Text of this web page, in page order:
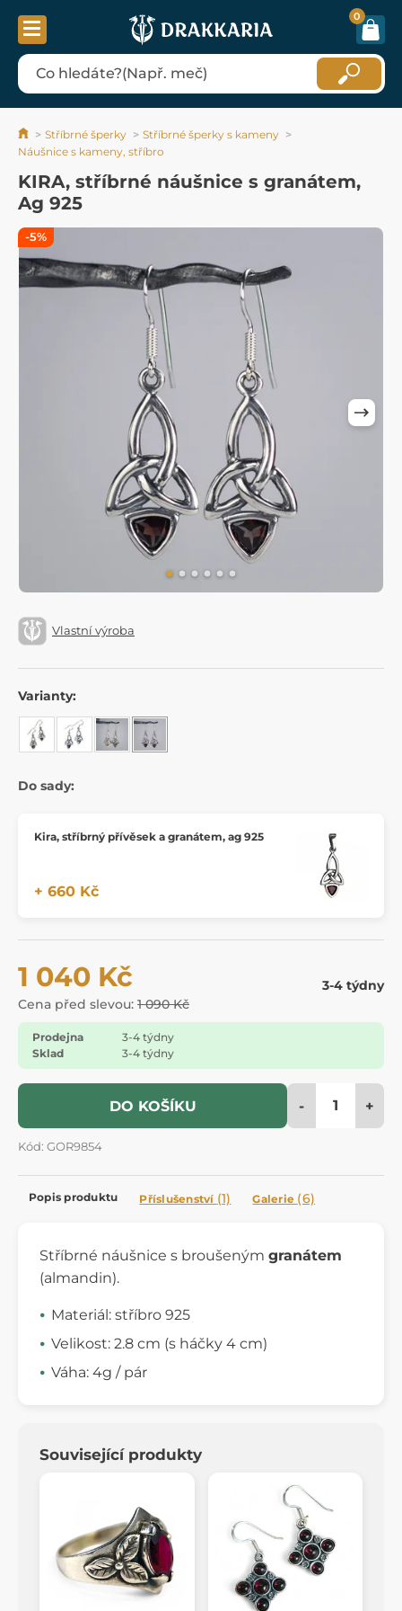
0
Stříbrné šperky
Stříbrné šperky s kameny
Náušnice s kameny, stříbro
KIRA, stříbrné náušnice s granátem,
Ag 925
Vlastní výroba
Varianty:
Do sady:
Kira, stříbrný přívěsek a granátem, ag 925
+ 660 Kč
1 040 Kč
Cena před slevou: 1 090 Kč
3-4 týdny
Prodejna
3-4 týdny
Sklad
3-4 týdny
DO KOŠÍKU - +
Kód: GOR9854
-5%
Popis produktu Příslušenství (1) Galerie (6)
Stříbrné náušnice s broušeným granátem
(almandin).
Materiál: stříbro 925
Velikost: 2.8 cm (s háčky 4 cm)
Váha: 4g / pár
Související produkty